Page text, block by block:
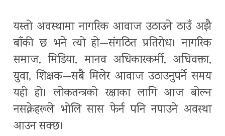
यस्तो अवस्थामा नागरिक आवाज उठाउने ठाउँ अझै
बाँकी छ भने त्यो हो—संगठित प्रतिरोध। नागरिक
समाज, मिडिया, मानव अधिकारकर्मी, अधिवक्ता,
युवा, शिक्षक—सबै मिलेर आवाज उठाउनुपर्ने समय
यही हो। लोकतन्त्रको रक्षाका लागि आज बोल्न
नसक्नेहरूले भोलि सास फेर्न पनि नपाउने अवस्था
आउन सक्छ।